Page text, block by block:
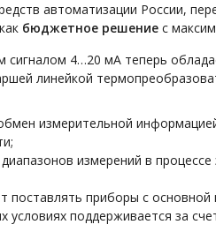
автоматизации России,
бюджетное решениес
4…20 мА теперь
линейкой
измерительной
измерений в
поставлять приборы с
поддерживается за